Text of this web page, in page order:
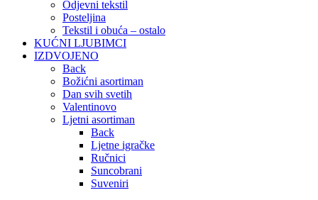
Odjevni tekstil
Posteljina
Tekstil i obuća – ostalo
KUĆNI LJUBIMCI
IZDVOJENO
Back
Božićni asortiman
Dan svih svetih
Valentinovo
Ljetni asortiman
Back
Ljetne igračke
Ručnici
Suncobrani
Suveniri